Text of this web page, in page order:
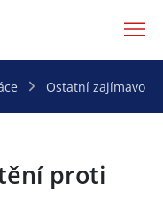
Ostatní zajímavosti
proti